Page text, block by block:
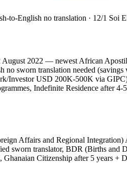
to-English no translation · 12/1 Soi
2022 — newest African
sworn translation needed
Investor USD 200K-500K via
Indefinite Residence after
Affairs and Regional Integration)
translator, BDR (Births and
Citizenship after 5 years